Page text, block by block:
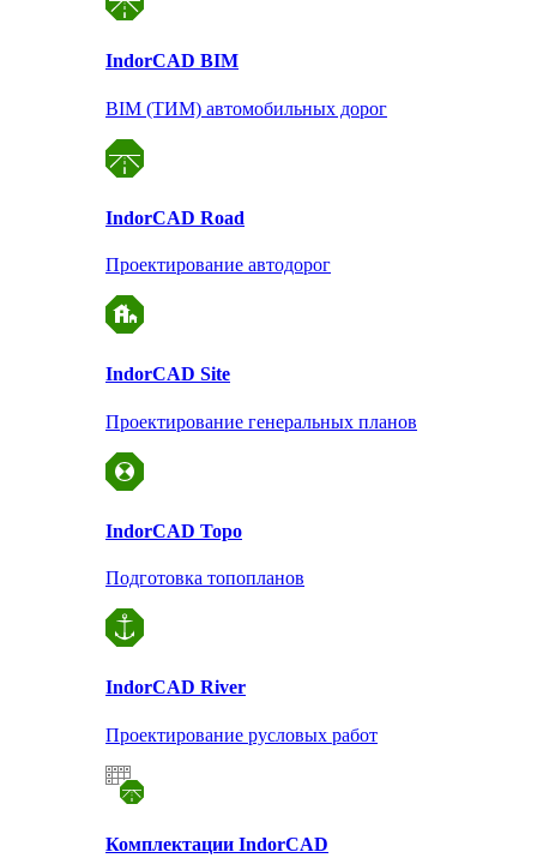
IndorCAD BIM
BIM (ТИМ) автомобильных дорог
IndorCAD Road
Проектирование автодорог
IndorCAD Site
Проектирование генеральных планов
IndorCAD Topo
Подготовка топопланов
IndorCAD River
Проектирование русловых работ
Комплектации IndorCAD